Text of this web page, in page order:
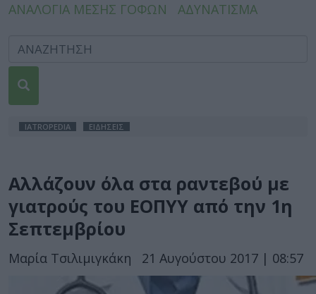
ΑΝΑΛΟΓΙΑ ΜΕΣΗΣ ΓΟΦΩΝ
ΑΔΥΝΑΤΙΣΜΑ
IATROPEDIA ΕΙΔΗΣΕΙΣ
Αλλάζουν όλα στα ραντεβού με
γιατρούς του ΕΟΠΥΥ από την 1η
Σεπτεμβρίου
Μαρία Τσιλιμιγκάκη 21 Αυγούστου 2017 | 08:57